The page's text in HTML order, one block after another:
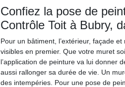
Confiez la pose de
Contrôle Toit à Bubry,
Pour un bâtiment, l’extérieur, façade
visibles en premier. Que votre muret
l’application de peinture va lui donner
aussi rallonger sa durée de vie. Un
des intempéries. Pour une pose de